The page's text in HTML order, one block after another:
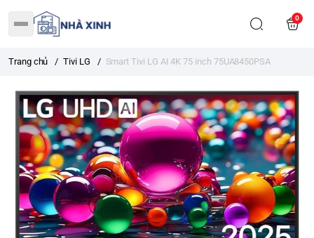
0
Trang chủ / Tivi LG / Smart Tivi LG AI 4K 75 inch 75UA8450PSA